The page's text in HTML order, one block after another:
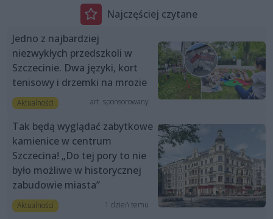
Najczęściej czytane
Jedno z najbardziej
niezwykłych przedszkoli w
Szczecinie. Dwa języki, kort
tenisowy i drzemki na mrozie
Aktualności art. sponsorowany
Tak będą wyglądać zabytkowe
kamienice w centrum
Szczecina! „Do tej pory to nie
było możliwe w historycznej
zabudowie miasta”
Aktualności 1 dzień temu